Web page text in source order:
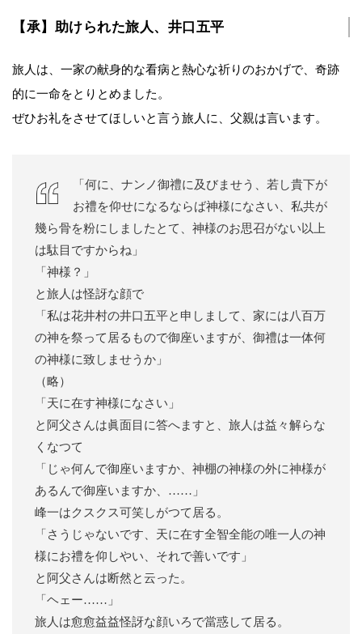
【承】助けられた旅人、井口五平
旅人は、一家の献身的な看病と熱心な祈りのおかげで、奇跡
的に一命をとりとめました。
ぜひお礼をさせてほしいと言う旅人に、父親は言います。
「何に、ナンノ御禮に及びませう、若し貴下が
お禮を仰せになるならば神様になさい、私共が
幾ら骨を粉にしましたとて、神様のお思召がない以上
は駄目ですからね」
「神様？」
と旅人は怪訝な顔で
「私は花井村の井口五平と申しまして、家には八百万
の神を祭って居るもので御座いますが、御禮は一体何
の神様に致しませうか」
（略）
「天に在す神様になさい」
と阿父さんは眞面目に答へますと、旅人は益々解らな
くなつて
「じゃ何んで御座いますか、神棚の神様の外に神様が
あるんで御座いますか、……」
峰一はクスクス可笑しがつて居る。
「さうじゃないです、天に在す全智全能の唯一人の神
様にお禮を仰しやい、それで善いです」
と阿父さんは断然と云った。
「ヘェー……」
旅人は愈愈益益怪訝な顔いろで當惑して居る。